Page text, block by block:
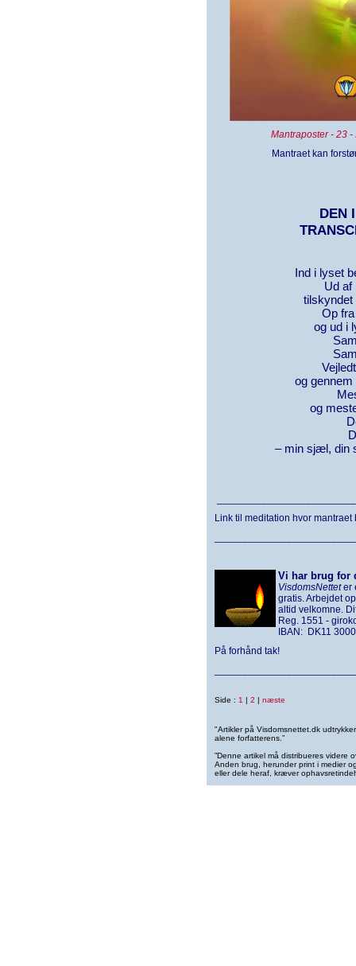
Mantraposter - 23
Mantraet kan
DEN
Ind i lyset
Ud af
Op
og ud i
og
og
– min sjæl, din
Link til meditation hvor
Vi har brug for
VisdomsNetteter
gratis. Arbejdet
altid velkomne.
Reg. 1551 -
IBAN: DK11
På forhånd tak!
Side : 1 | 2 | næste
"Artikler på Visdomsnettet.dk
alene forfatterens.”
”Denne artikel må distribueres videre
Anden brug, herunder print i medier
eller dele heraf, kræver